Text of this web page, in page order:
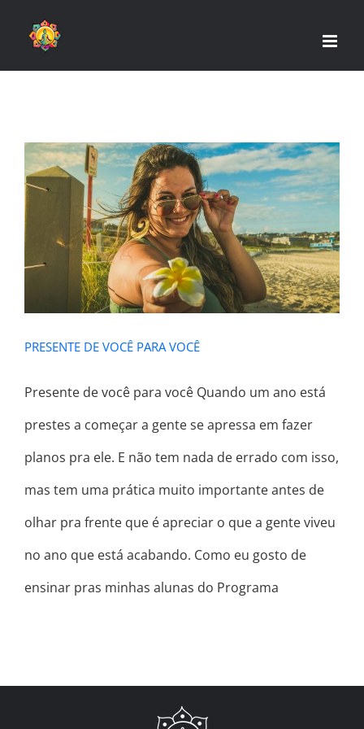
PRESENTE DE VOCÊ PARA VOCÊ
PRESENTE DE VOCÊ PARA VOCÊ
Presente de você para você Quando um ano está
prestes a começar a gente se apressa em fazer
planos pra ele. E não tem nada de errado com isso,
mas tem uma prática muito importante antes de
olhar pra frente que é apreciar o que a gente viveu
no ano que está acabando. Como eu gosto de
ensinar pras minhas alunas do Programa